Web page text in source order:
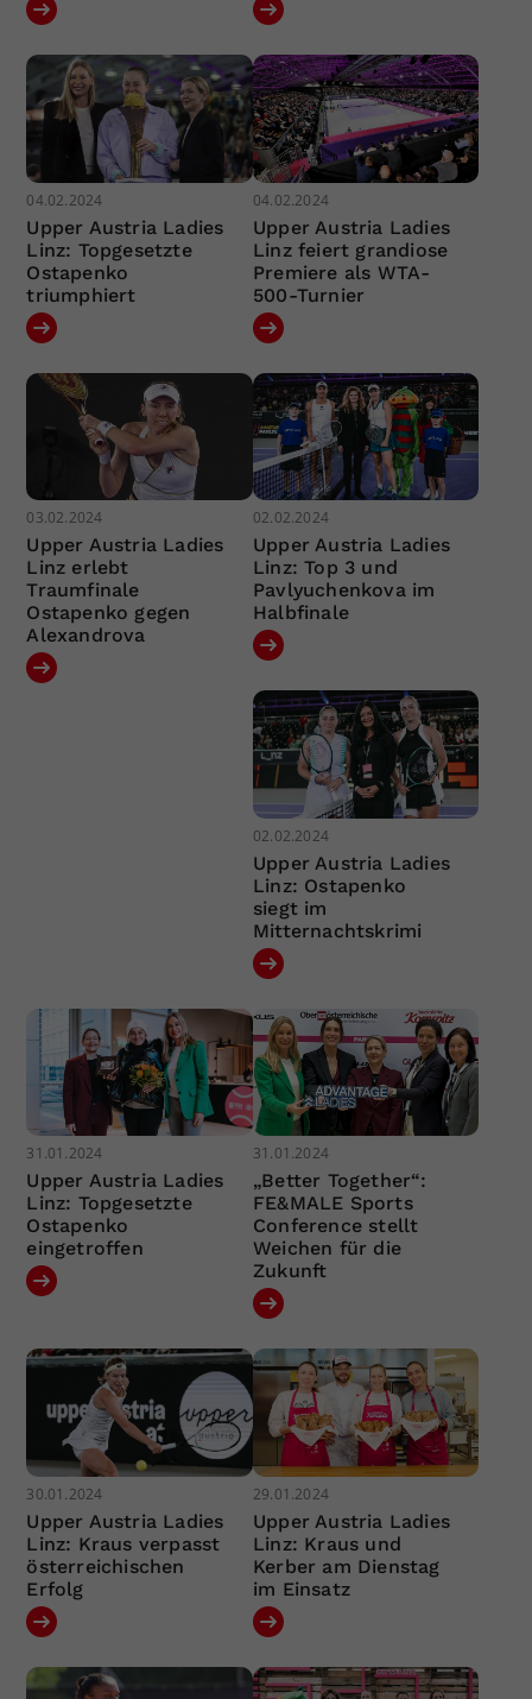
04.02.2024
Upper Austria Ladies
Linz: Topgesetzte
Ostapenko
triumphiert
04.02.2024
Upper Austria Ladies
Linz feiert grandiose
Premiere als WTA-
500-Turnier
03.02.2024
Upper Austria Ladies
Linz erlebt
Traumfinale
Ostapenko gegen
Alexandrova
02.02.2024
Upper Austria Ladies
Linz: Top 3 und
Pavlyuchenkova im
Halbfinale
02.02.2024
Upper Austria Ladies
Linz: Ostapenko
siegt im
Mitternachtskrimi
31.01.2024
Upper Austria Ladies
Linz: Topgesetzte
Ostapenko
eingetroffen
31.01.2024
„Better Together“:
FE&MALE Sports
Conference stellt
Weichen für die
Zukunft
30.01.2024
Upper Austria Ladies
Linz: Kraus verpasst
österreichischen
Erfolg
29.01.2024
Upper Austria Ladies
Linz: Kraus und
Kerber am Dienstag
im Einsatz